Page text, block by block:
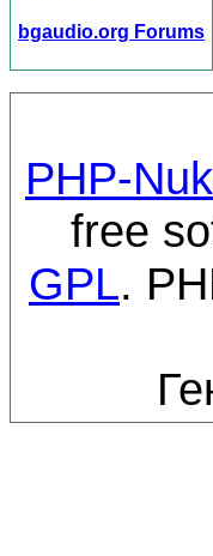
bgaudio.org Forums
PHP-
free
GPL.